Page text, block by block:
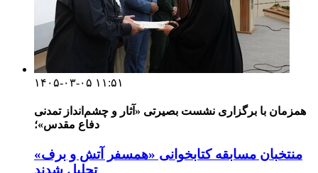
۱۴۰۵-۰۳-۰۵ ۱۱:۵۱
همزمان با برگزاری نشست بصیرتی «آثار و چشم‌انداز تمدنی
دفاع مقدس»؛
منتخبان مسابقه کتابخوانی «همسفر آتش و برف»
تجلیل شدند